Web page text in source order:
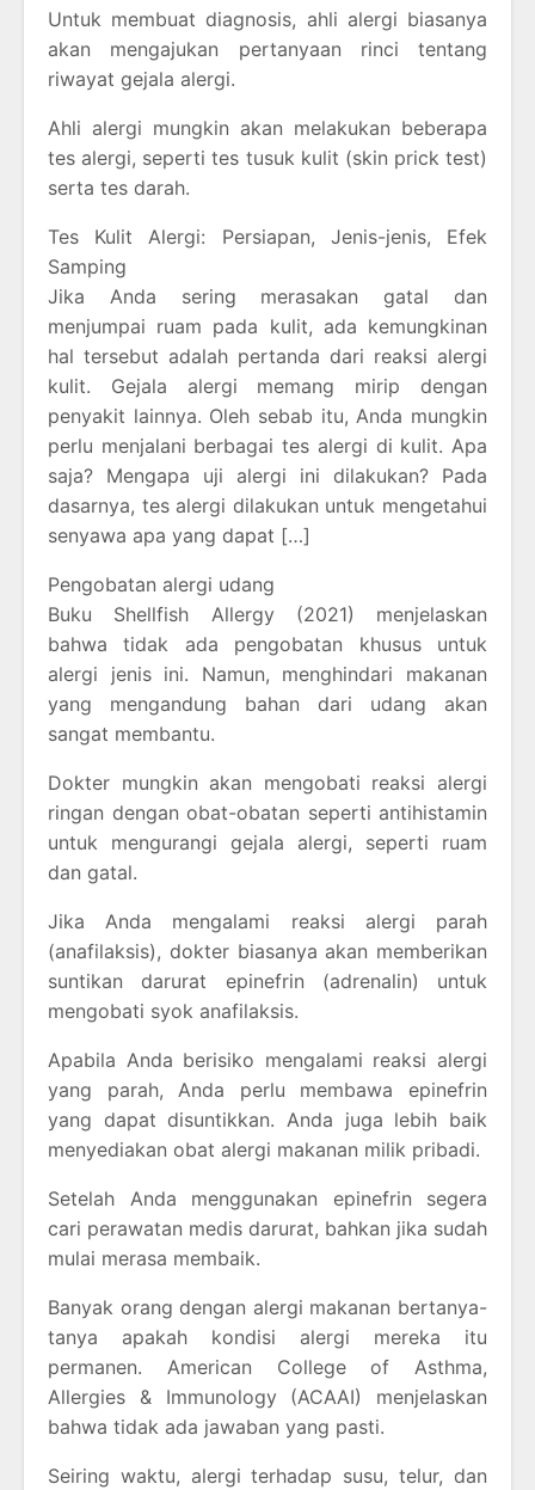
Untuk membuat diagnosis, ahli alergi biasanya
akan mengajukan pertanyaan rinci tentang
riwayat gejala alergi.
Ahli alergi mungkin akan melakukan beberapa
tes alergi, seperti tes tusuk kulit (skin prick test)
serta tes darah.
Tes Kulit Alergi: Persiapan, Jenis-jenis, Efek
Samping
Jika Anda sering merasakan gatal dan
menjumpai ruam pada kulit, ada kemungkinan
hal tersebut adalah pertanda dari reaksi alergi
kulit. Gejala alergi memang mirip dengan
penyakit lainnya. Oleh sebab itu, Anda mungkin
perlu menjalani berbagai tes alergi di kulit. Apa
saja? Mengapa uji alergi ini dilakukan? Pada
dasarnya, tes alergi dilakukan untuk mengetahui
senyawa apa yang dapat […]
Pengobatan alergi udang
Buku Shellfish Allergy (2021) menjelaskan
bahwa tidak ada pengobatan khusus untuk
alergi jenis ini. Namun, menghindari makanan
yang mengandung bahan dari udang akan
sangat membantu.
Dokter mungkin akan mengobati reaksi alergi
ringan dengan obat-obatan seperti antihistamin
untuk mengurangi gejala alergi, seperti ruam
dan gatal.
Jika Anda mengalami reaksi alergi parah
(anafilaksis), dokter biasanya akan memberikan
suntikan darurat epinefrin (adrenalin) untuk
mengobati syok anafilaksis.
Apabila Anda berisiko mengalami reaksi alergi
yang parah, Anda perlu membawa epinefrin
yang dapat disuntikkan. Anda juga lebih baik
menyediakan obat alergi makanan milik pribadi.
Setelah Anda menggunakan epinefrin segera
cari perawatan medis darurat, bahkan jika sudah
mulai merasa membaik.
Banyak orang dengan alergi makanan bertanya-
tanya apakah kondisi alergi mereka itu
permanen. American College of Asthma,
Allergies & Immunology (ACAAI) menjelaskan
bahwa tidak ada jawaban yang pasti.
Seiring waktu, alergi terhadap susu, telur, dan